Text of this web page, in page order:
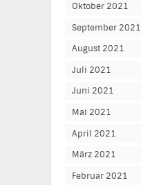
Oktober 2021
September 2021
August 2021
Juli 2021
Juni 2021
Mai 2021
April 2021
März 2021
Februar 2021